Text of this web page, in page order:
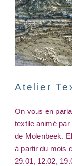
Atelier
On vous en
textile animé
de Molenbeek.
à partir du mois
29.01, 12.02,